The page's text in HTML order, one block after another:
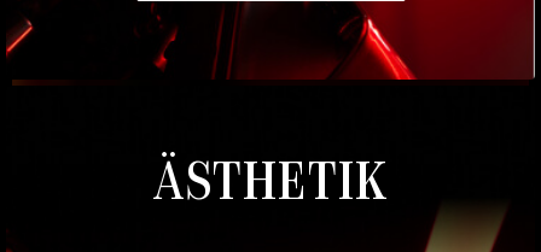
MEHR ERFAHREN
ÄSTHETIK